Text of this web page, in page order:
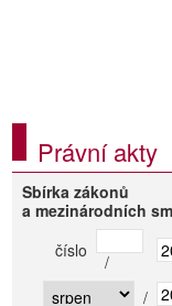
Právní akty
Sbírka zákonů
a mezinárodních
číslo
/
/